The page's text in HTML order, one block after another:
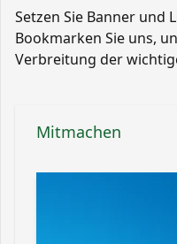
Setzen Sie Banner und
Bookmarken Sie uns,
Verbreitung der
Mitmachen